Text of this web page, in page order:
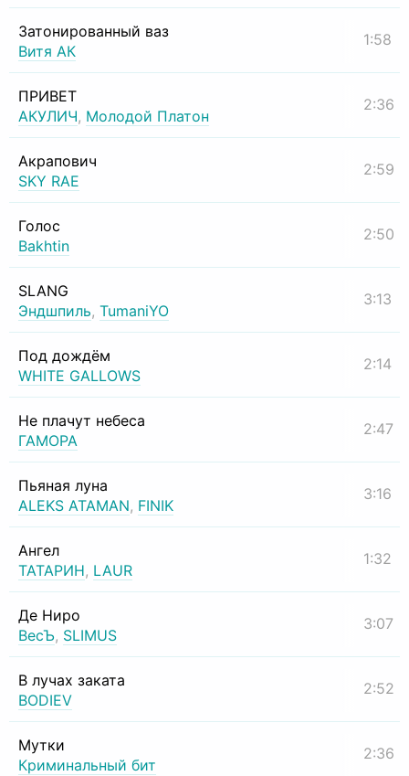
Затонированный ваз
Витя АК
1:58
ПРИВЕТ
АКУЛИЧ, Молодой Платон
2:36
Акрапович
SKY RAE
2:59
Голос
Bakhtin
2:50
SLANG
Эндшпиль, TumaniYO
3:13
Под дождём
WHITE GALLOWS
2:14
Не плачут небеса
ГАМОРА
2:47
Пьяная луна
ALEKS ATAMAN, FINIK
3:16
Ангел
ТАТАРИН, LAUR
1:32
Де Ниро
ВесЪ, SLIMUS
3:07
В лучах заката
BODIEV
2:52
Мутки
Криминальный бит
2:36